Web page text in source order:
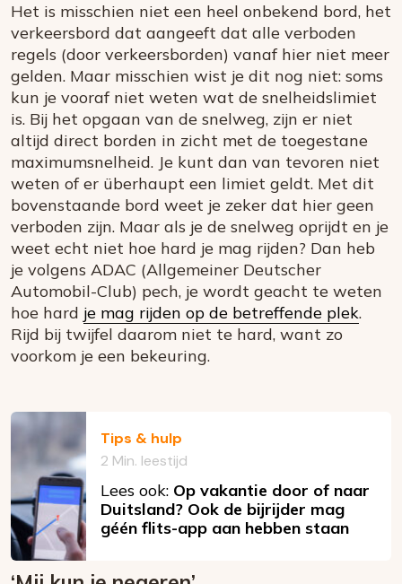
Het is misschien niet een heel onbekend bord, het
verkeersbord dat aangeeft dat alle verboden
regels (door verkeersborden) vanaf hier niet meer
gelden. Maar misschien wist je dit nog niet: soms
kun je vooraf niet weten wat de snelheidslimiet
is. Bij het opgaan van de snelweg, zijn er niet
altijd direct borden in zicht met de toegestane
maximumsnelheid. Je kunt dan van tevoren niet
weten of er überhaupt een limiet geldt. Met dit
bovenstaande bord weet je zeker dat hier geen
verboden zijn. Maar als je de snelweg oprijdt en je
weet echt niet hoe hard je mag rijden? Dan heb
je volgens ADAC (Allgemeiner Deutscher
Automobil-Club) pech, je wordt geacht te weten
hoe hard je mag rijden op de betreffende plek.
Rijd bij twijfel daarom niet te hard, want zo
voorkom je een bekeuring.
Tips & hulp
2 Min. leestijd
Lees ook: Op vakantie door of naar
Duitsland? Ook de bijrijder mag
géén flits-app aan hebben staan